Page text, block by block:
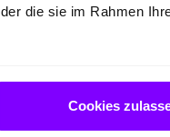
die sie im Rahmen
Cookies